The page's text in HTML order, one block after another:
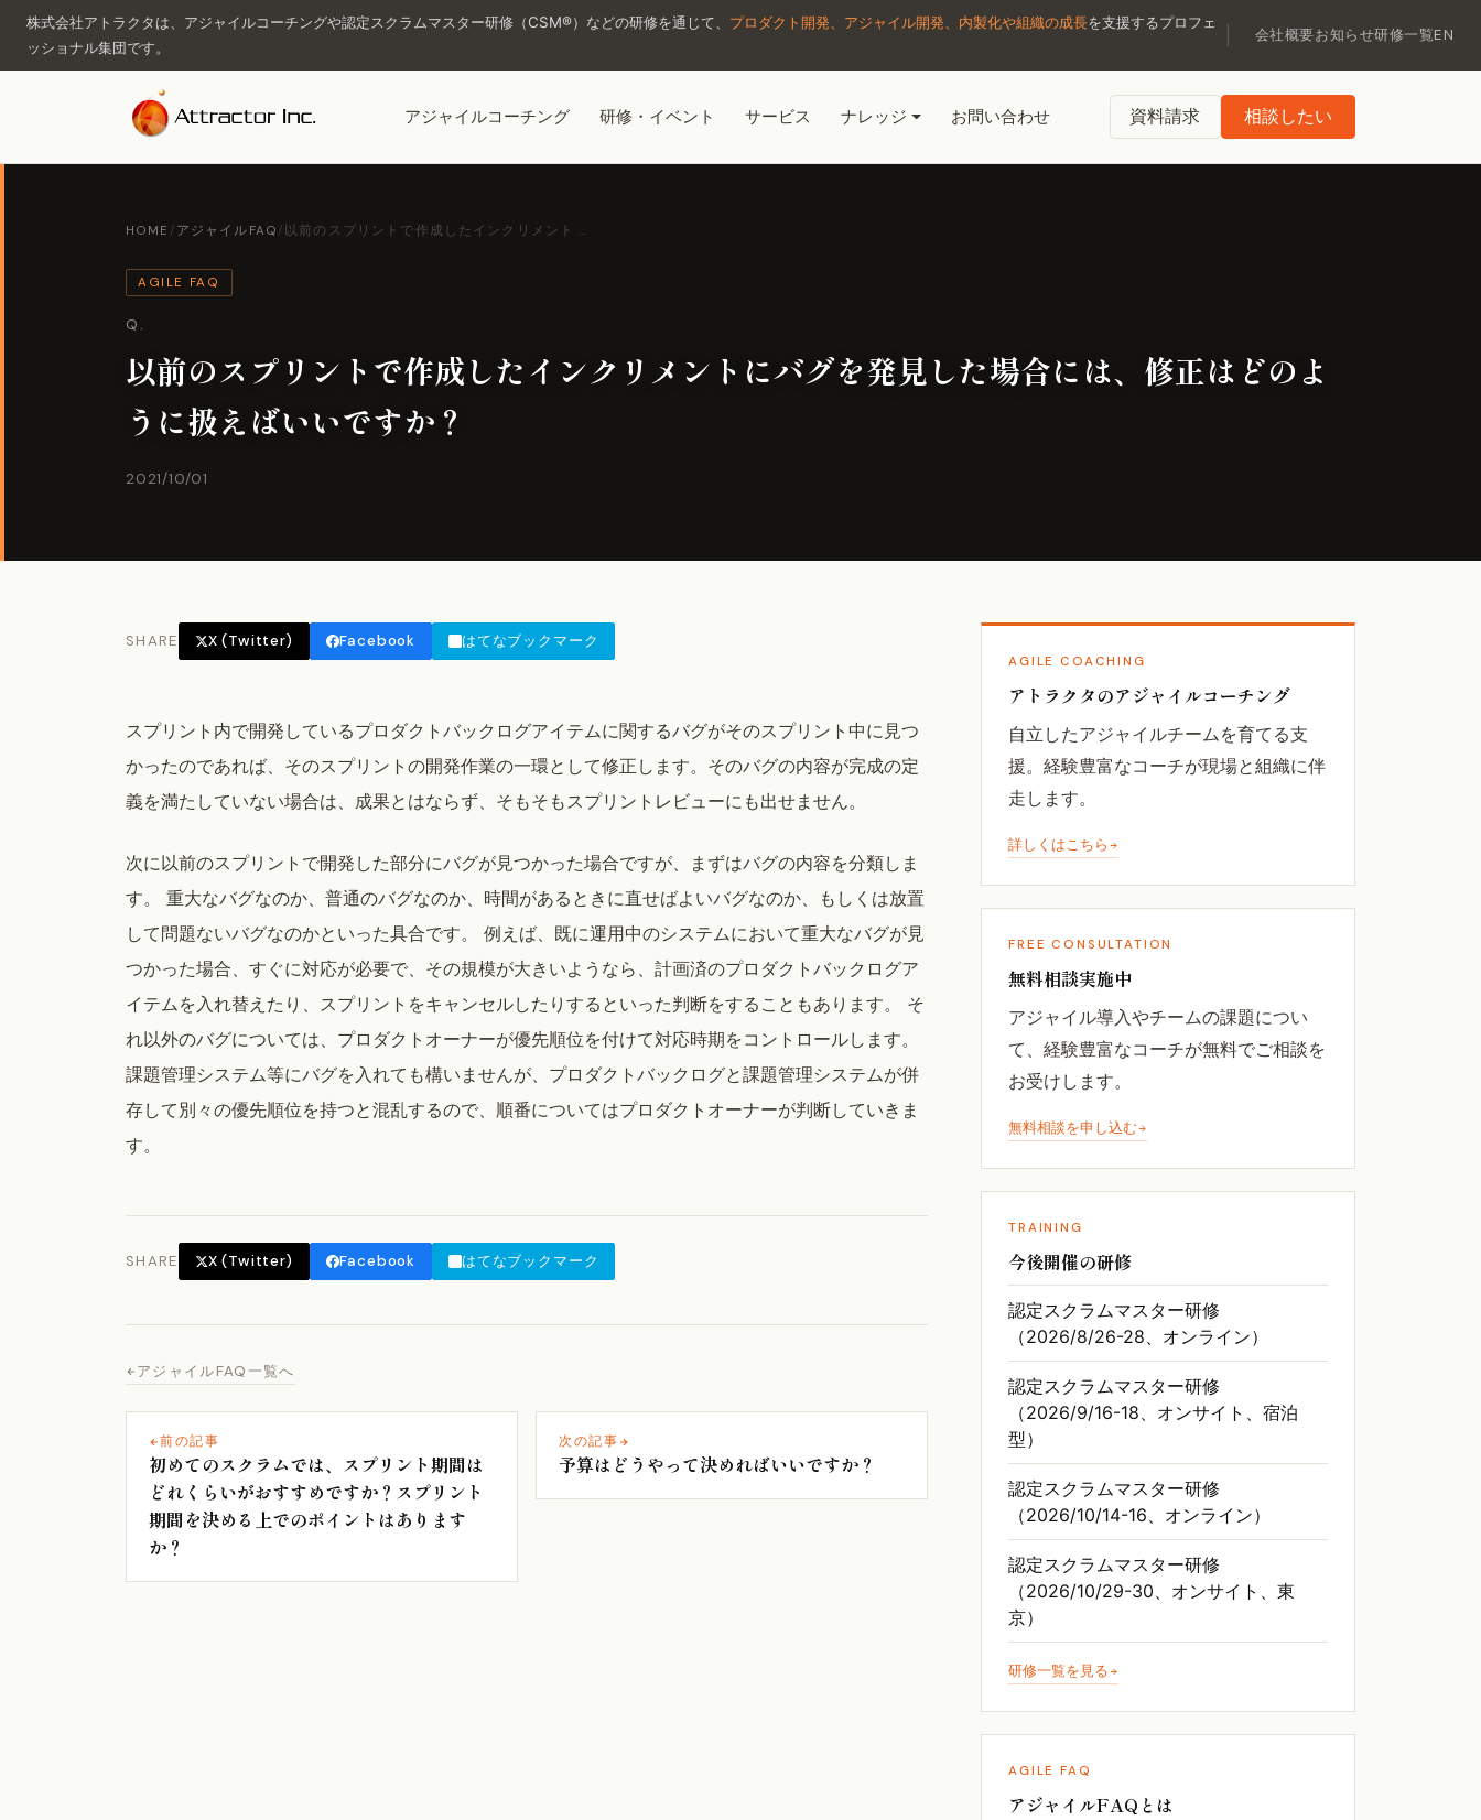
株式会社アトラクタは、アジャイルコーチングや認定スクラムマスター研修（CSM®）などの研修を通じて、 プロダクト開発、アジャイル開発、内製化や組織の成長を支援するプロフェ
ッショナル集団です。
会社概要お知らせ研修一覧EN
アジャイルコーチング 研修・イベント サービス ナレッジ お問い合わせ 資料請求 相談したい
HOME / アジャイルFAQ / 以前のスプリントで作成したインクリメント …
AGILE FAQ
Q.
以前のスプリントで作成したインクリメントにバグを発見した場合には、修正はどのよ
うに扱えばいいですか？
2021/10/01
SHARE X (Twitter) Facebook はてなブックマーク
スプリント内で開発しているプロダクトバックログアイテムに関するバグがそのスプリント中に見つ
かったのであれば、そのスプリントの開発作業の一環として修正します。そのバグの内容が完成の定
義を満たしていない場合は、成果とはならず、そもそもスプリントレビューにも出せません。
次に以前のスプリントで開発した部分にバグが見つかった場合ですが、まずはバグの内容を分類しま
す。 重大なバグなのか、普通のバグなのか、時間があるときに直せばよいバグなのか、もしくは放置
して問題ないバグなのかといった具合です。 例えば、既に運用中のシステムにおいて重大なバグが見
つかった場合、すぐに対応が必要で、その規模が大きいようなら、計画済のプロダクトバックログア
イテムを入れ替えたり、スプリントをキャンセルしたりするといった判断をすることもあります。 そ
れ以外のバグについては、プロダクトオーナーが優先順位を付けて対応時期をコントロールします。
課題管理システム等にバグを入れても構いませんが、プロダクトバックログと課題管理システムが併
存して別々の優先順位を持つと混乱するので、順番についてはプロダクトオーナーが判断していきま
す。
SHARE X (Twitter) Facebook はてなブックマーク
アジャイルFAQ一覧へ
前の記事
初めてのスクラムでは、スプリント期間は
どれくらいがおすすめですか？スプリント
期間を決める上でのポイントはあります
か？
次の記事
予算はどうやって決めればいいですか？
AGILE COACHING
アトラクタのアジャイルコーチング
自立したアジャイルチームを育てる支
援。経験豊富なコーチが現場と組織に伴
走します。
詳しくはこちら
FREE CONSULTATION
無料相談実施中
アジャイル導入やチームの課題につい
て、経験豊富なコーチが無料でご相談を
お受けします。
無料相談を申し込む
TRAINING
今後開催の研修
認定スクラムマスター研修
（2026/8/26-28、オンライン）
認定スクラムマスター研修
（2026/9/16-18、オンサイト、宿泊
型）
認定スクラムマスター研修
（2026/10/14-16、オンライン）
認定スクラムマスター研修
（2026/10/29-30、オンサイト、東
京）
研修一覧を見る
AGILE FAQ
アジャイルFAQとは